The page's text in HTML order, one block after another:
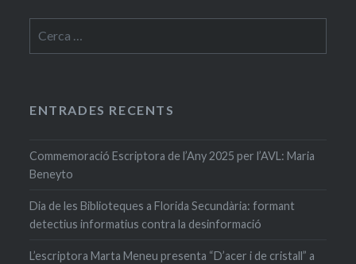
ENTRADES RECENTS
Commemoració Escriptora de l’Any 2025 per l’AVL: Maria
Beneyto
Dia de les Biblioteques a Florida Secundària: formant
detectius informatius contra la desinformació
L’escriptora Marta Meneu presenta “D’acer i de cristall” a